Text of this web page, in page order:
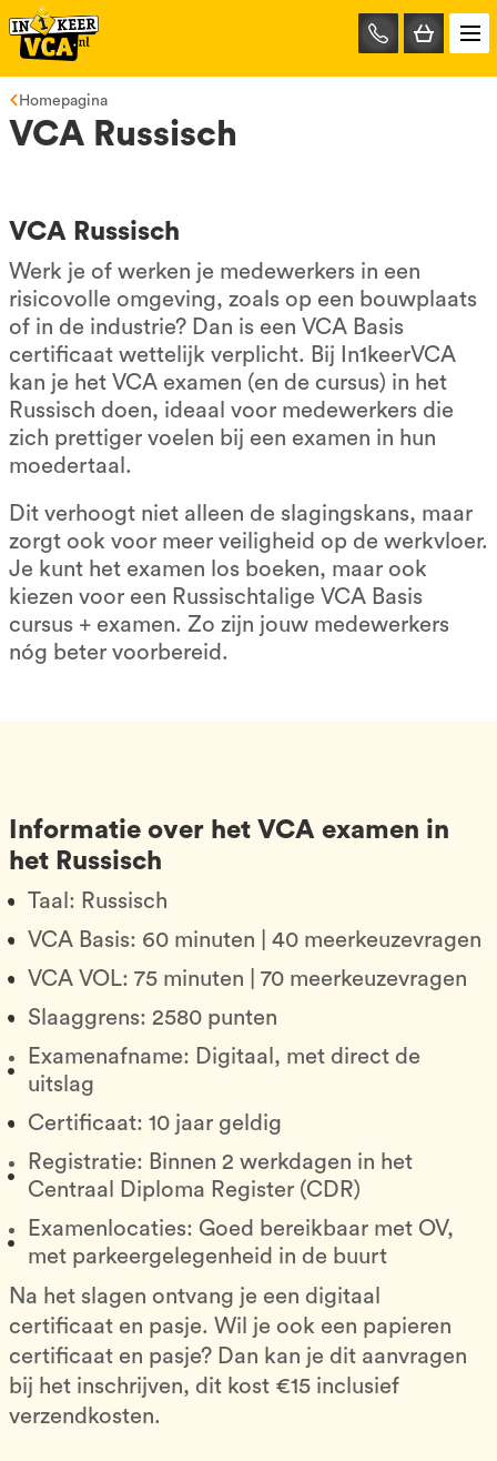
085-
0667401
Homepagina
VCA Russisch
VCA Russisch
Werk je of werken je medewerkers in een
risicovolle omgeving, zoals op een bouwplaats
of in de industrie? Dan is een VCA Basis
certificaat wettelijk verplicht. Bij In1keerVCA
kan je het VCA examen (en de cursus) in het
Russisch doen, ideaal voor medewerkers die
zich prettiger voelen bij een examen in hun
moedertaal.
Dit verhoogt niet alleen de slagingskans, maar
zorgt ook voor meer veiligheid op de werkvloer.
Je kunt het examen los boeken, maar ook
kiezen voor een Russischtalige VCA Basis
cursus + examen. Zo zijn jouw medewerkers
nóg beter voorbereid.
Informatie over het VCA examen in
het Russisch
Taal: Russisch
VCA Basis: 60 minuten | 40 meerkeuzevragen
VCA VOL: 75 minuten | 70 meerkeuzevragen
Slaaggrens: 2580 punten
Examenafname: Digitaal, met direct de
uitslag
Certificaat: 10 jaar geldig
Registratie: Binnen 2 werkdagen in het
Centraal Diploma Register (CDR)
Examenlocaties: Goed bereikbaar met OV,
met parkeergelegenheid in de buurt
Na het slagen ontvang je een digitaal
certificaat en pasje. Wil je ook een papieren
certificaat en pasje? Dan kan je dit aanvragen
bij het inschrijven, dit kost €15 inclusief
verzendkosten.